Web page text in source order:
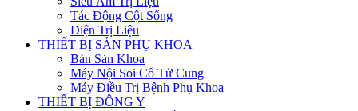
Tác Động Cột Sống
Điện Trị Liệu
THIẾT BỊ SẢN PHỤ KHOA
Bàn Sản Khoa
Máy Nội Soi Cổ Tử Cung
Máy Điều Trị Bệnh Phụ Khoa
THIẾT BỊ ĐÔNG Y